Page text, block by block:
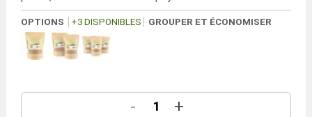
OPTIONS +3 DISPONIBLES GROUPER ET ÉCONOMISER
- +